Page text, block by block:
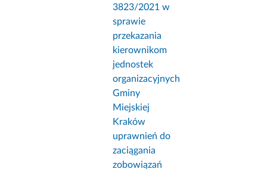
3823/2021 w
sprawie
przekazania
kierownikom
jednostek
organizacyjnych
Gminy
Miejskiej
Kraków
uprawnień do
zaciągania
zobowiązań